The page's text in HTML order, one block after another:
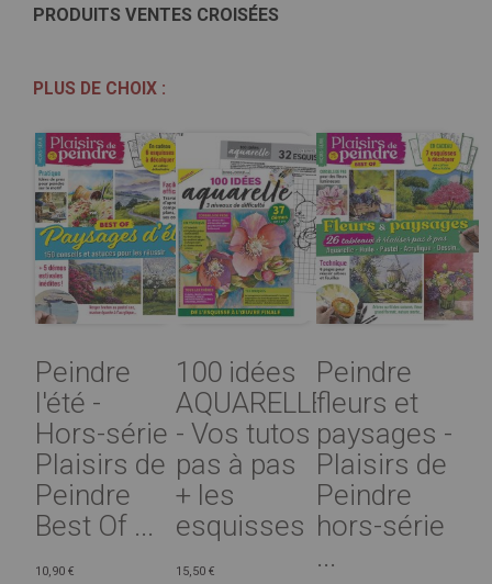
PRODUITS VENTES CROISÉES
PLUS DE CHOIX :
Peindre
l'été -
Hors-série
Plaisirs de
Peindre
Best Of ...
10,90 €
100 idées
AQUARELLE
- Vos tutos
pas à pas
+ les
esquisses
15,50 €
Peindre
fleurs et
paysages -
Plaisirs de
Peindre
hors-série
...